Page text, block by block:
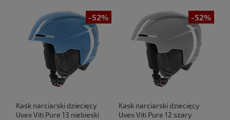
-52%
Kask narciarski dziecięcy
Uvex Viti Pure 13 niebieski
-52%
Kask narciarski dziecięcy
Uvex Viti Pure 12 szary